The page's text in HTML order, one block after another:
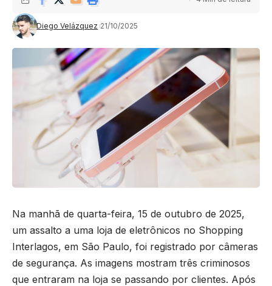
Diego Velázquez 21/10/2025
Na manhã de quarta-feira, 15 de outubro de 2025,
um assalto a uma loja de eletrônicos no Shopping
Interlagos, em São Paulo, foi registrado por câmeras
de segurança. As imagens mostram três criminosos
que entraram na loja se passando por clientes. Após